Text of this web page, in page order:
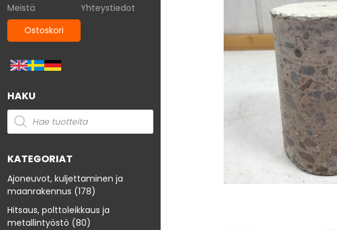
Meistä
Yhteystiedot
Ostoskori
HAKU
KATEGORIAT
Ajoneuvot, kuljettaminen ja
maanrakennus (178)
Hitsaus, polttoleikkaus ja
metallintyöstö (80)